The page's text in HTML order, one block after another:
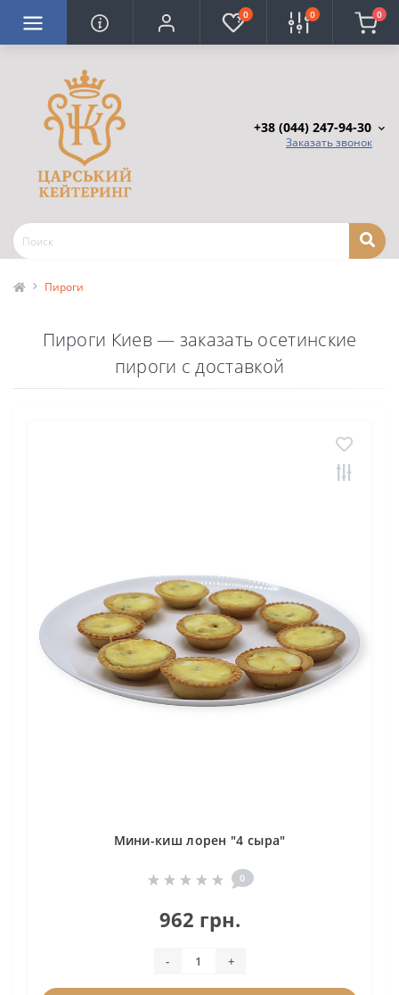
0 0 0
+38 (044) 247-94-30
Заказать звонок
Пироги
Пироги Киев — заказать осетинские
пироги с доставкой
Мини-киш лорен "4 сыра"
0
962 грн.
- +